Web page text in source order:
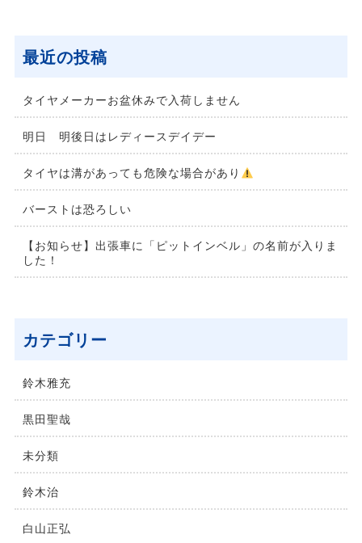
最近の投稿
タイヤメーカーお盆休みで入荷しません
明日 明後日はレディースデイデー
タイヤは溝があっても危険な場合があり
バーストは恐ろしい
【お知らせ】出張車に「ピットインベル」の名前が入りま
した！
カテゴリー
鈴木雅充
黒田聖哉
未分類
鈴⽊治
⽩⼭正弘